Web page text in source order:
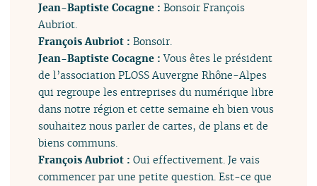
Jean-Baptiste Cocagne :Bonsoir François
Aubriot.
François Aubriot :Bonsoir.
Jean-Baptiste Cocagne :Vous êtes le président
de l’association PLOSS Auvergne Rhône-Alpes
qui regroupe les entreprises du numérique libre
dans notre région et cette semaine eh bien vous
souhaitez nous parler de cartes, de plans et de
biens communs.
François Aubriot :Oui effectivement. Je vais
commencer par une petite question. Est-ce que